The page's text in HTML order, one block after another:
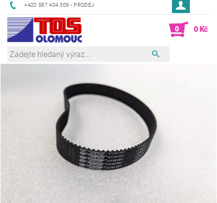
+420 587 404 309 - PRODEJ
0 0 Kč